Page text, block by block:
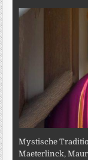
Mystische
Maeterlinck,